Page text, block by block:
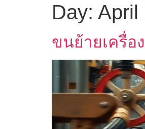
Day: April
ขนย้ายเครื่อ